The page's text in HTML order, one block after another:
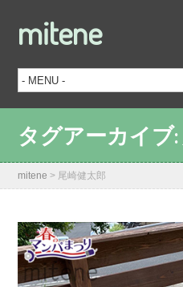
mitene
タグアーカイブ:
mitene > 尾崎健太郎